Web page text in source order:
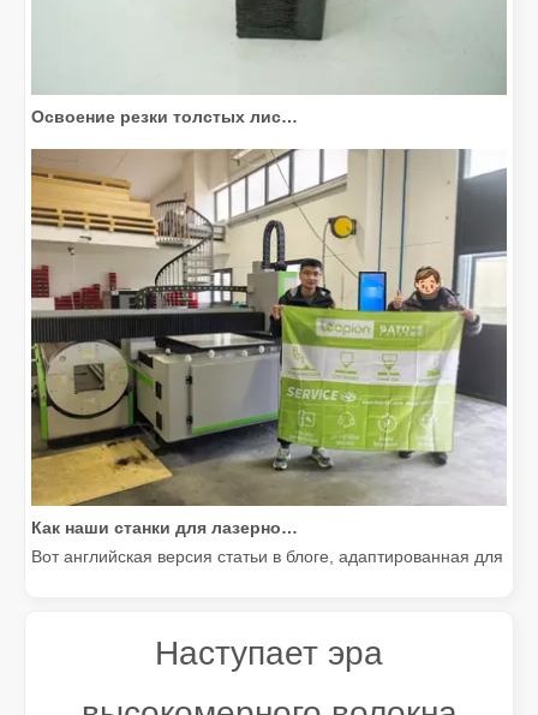
Освоение резки толстых листов: как станки для волоконной лазерной резки совершают революцию в производстве
Как наши станки для лазерной резки расширяют возможности мексиканского производства
Вот английская версия статьи в блоге, адаптированная для
Наступает эра